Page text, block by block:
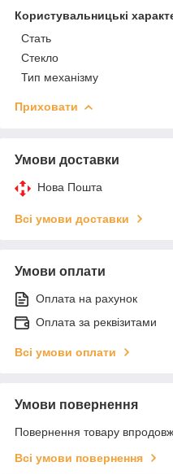
Користувальницькі
Стать
Стекло
Тип механізму
Приховати
Умови доставки
Нова Пошта
Всі умови доставки
Умови оплати
Оплата на рахунок
Оплата за реквізитами
Всі умови оплати
Умови повернення
Повернення товару
Всі умови повернення